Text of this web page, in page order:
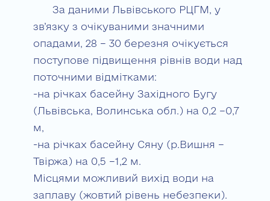
За даними Львівського РЦГМ, у
зв’язку з очікуваними значними
опадами, 28 – 30 березня очікується
поступове підвищення рівнів води над
поточними відмітками:
-на річках басейну Західного Бугу
(Львівська, Волинська обл.) на 0,2 –0,7
м,
-на річках басейну Сяну (р.Вишня –
Твіржа) на 0,5 –1,2 м.
Місцями можливий вихід води на
заплаву (жовтий рівень небезпеки).